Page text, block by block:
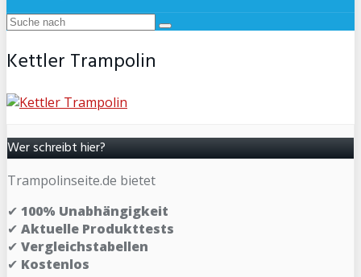
Kettler Trampolin
Wer schreibt hier?
Trampolinseite.de bietet
✔ 100% Unabhängigkeit
✔ Aktuelle Produkttests
✔ Vergleichstabellen
✔ Kostenlos